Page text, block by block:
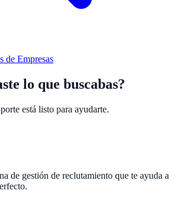
de Empresas
lo que buscabas?
está listo para ayudarte.
de gestión de reclutamiento que te ayuda a